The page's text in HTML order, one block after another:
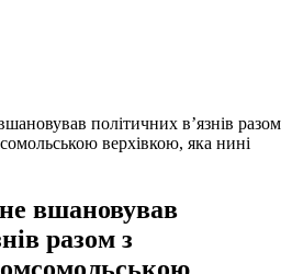
політичних в’язнів разом
верхівкою, яка нині
вшановував
разом з